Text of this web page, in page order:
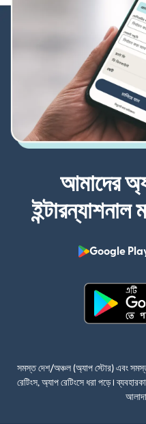
আমাদের
ইন্টারন্যাশনাল
Google Play
সমস্ত দেশ/অঞ্চল (অ্যাপ স্টোর) এবং
রেটিংস, অ্যাপ রেটিংসে ধরা পড়ে।